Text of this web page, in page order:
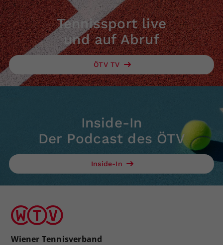
Tennissport live
und auf Abruf
ÖTV TV
Inside-In
Der Podcast des ÖTV
Inside-In
Wiener Tennisverband